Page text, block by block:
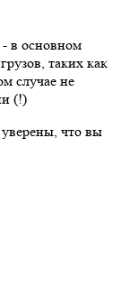
в основном
таких как
случае не
(!)
что вы